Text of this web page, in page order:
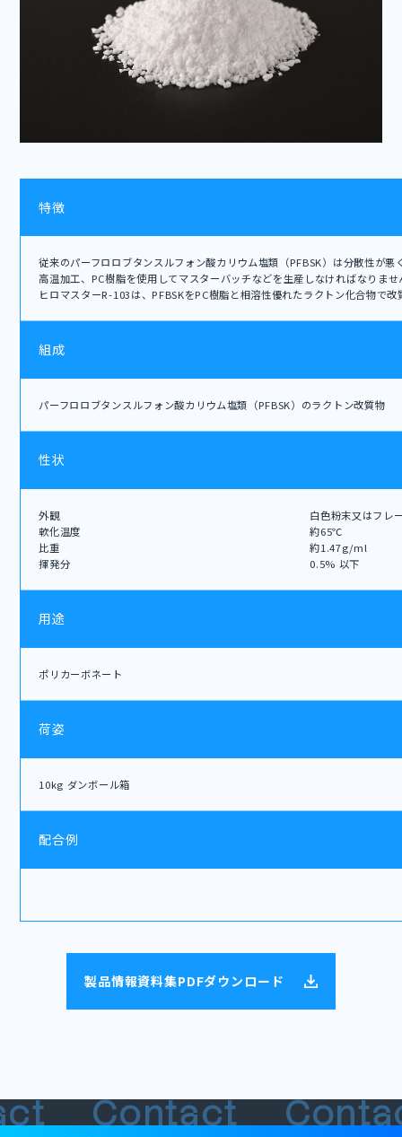
特徴
従来のパーフロロブタンスルフォン酸カリウム塩類（PFBSK）は分散性が悪
高温加工、PC樹脂を使用してマスターバッチなどを生産しなければなりませ
ヒロマスターR-103は、PFBSKをPC樹脂と相溶性優れたラクトン化合物で
組成
パーフロロブタンスルフォン酸カリウム塩類（PFBSK）のラクトン改質物
性状
外観
白色粉末又はフレ
軟化温度
約65℃
比重
約1.47g/ml
揮発分
0.5% 以下
用途
ポリカーボネート
荷姿
10kg ダンボール箱
配合例
製品情報資料集PDFダウンロード
Contact